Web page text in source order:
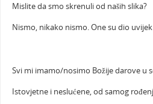
Mislite da smo skrenuli od naših slika?
Nismo, nikako nismo. One su dio
Svi mi imamo/nosimo Božije darove u
Istovjetne i neslućene, od samog